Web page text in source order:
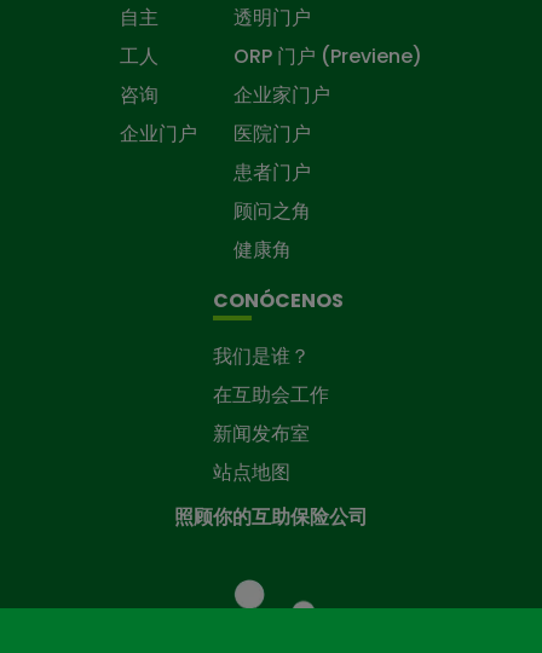
自主
工人
咨询
企业门户
透明门户
ORP 门户 (Previene)
企业家门户
医院门户
患者门户
顾问之角
健康角
CONÓCENOS
我们是谁？
在互助会工作
新闻发布室
站点地图
照顾你的互助保险公司